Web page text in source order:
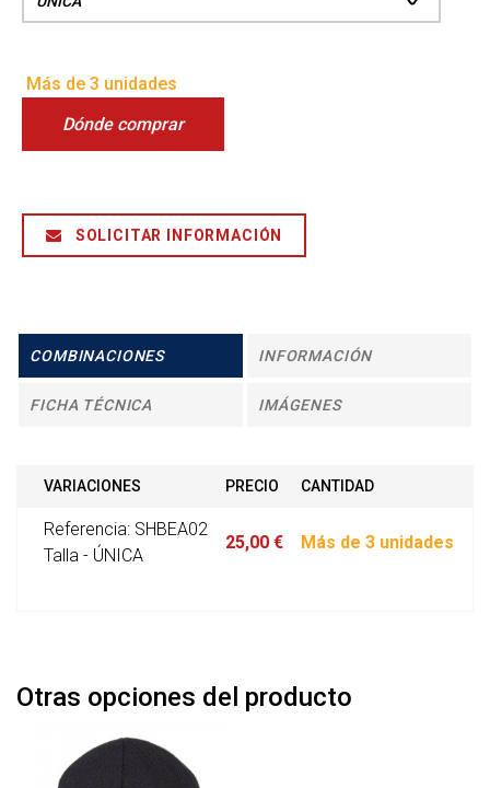
Más de 3 unidades
Dónde comprar
SOLICITAR INFORMACIÓN
COMBINACIONES INFORMACIÓN
FICHA TÉCNICA IMÁGENES
VARIACIONES PRECIO CANTIDAD
Referencia: SHBEA02
Talla - ÚNICA
25,00 € Más de 3 unidades
Otras opciones del producto